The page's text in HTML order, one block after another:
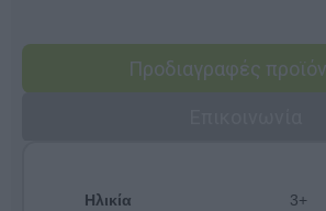
Προδιαγραφές
Ηλικία 3+